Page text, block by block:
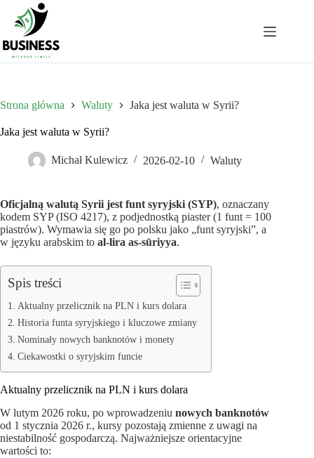
Przejdź
treści
Strona główna Waluty Jaka jest waluta w Syrii?
Jaka jest waluta w Syrii?
Michał Kulewicz 2026-02-10 Waluty
Oficjalną walutą Syrii jest funt syryjski (SYP), oznaczany
kodem SYP (ISO 4217), z podjednostką piaster (1 funt = 100
piastrów). Wymawia się go po polsku jako „funt syryjski”, a
w języku arabskim to al-lira as-sūriyya.
Spis treści
Aktualny przelicznik na PLN i kurs dolara
Historia funta syryjskiego i kluczowe zmiany
Nominały nowych banknotów i monety
Ciekawostki o syryjskim funcie
Aktualny przelicznik na PLN i kurs dolara
W lutym 2026 roku, po wprowadzeniu nowych banknotów
od 1 stycznia 2026 r., kursy pozostają zmienne z uwagi na
niestabilność gospodarczą. Najważniejsze orientacyjne
wartości to: